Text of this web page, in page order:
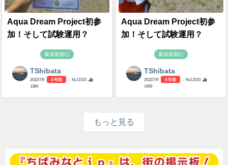
Aqua Dream Project初参
加！そして試験運用？
幕張新都心
TShibata
2022/7/9 4 年前
- №11515
1384
Aqua Dream Project初参
加！そして試験運用？
幕張新都心
TShibata
2022/7/9 4 年前
- №11510
1459
もっと見る